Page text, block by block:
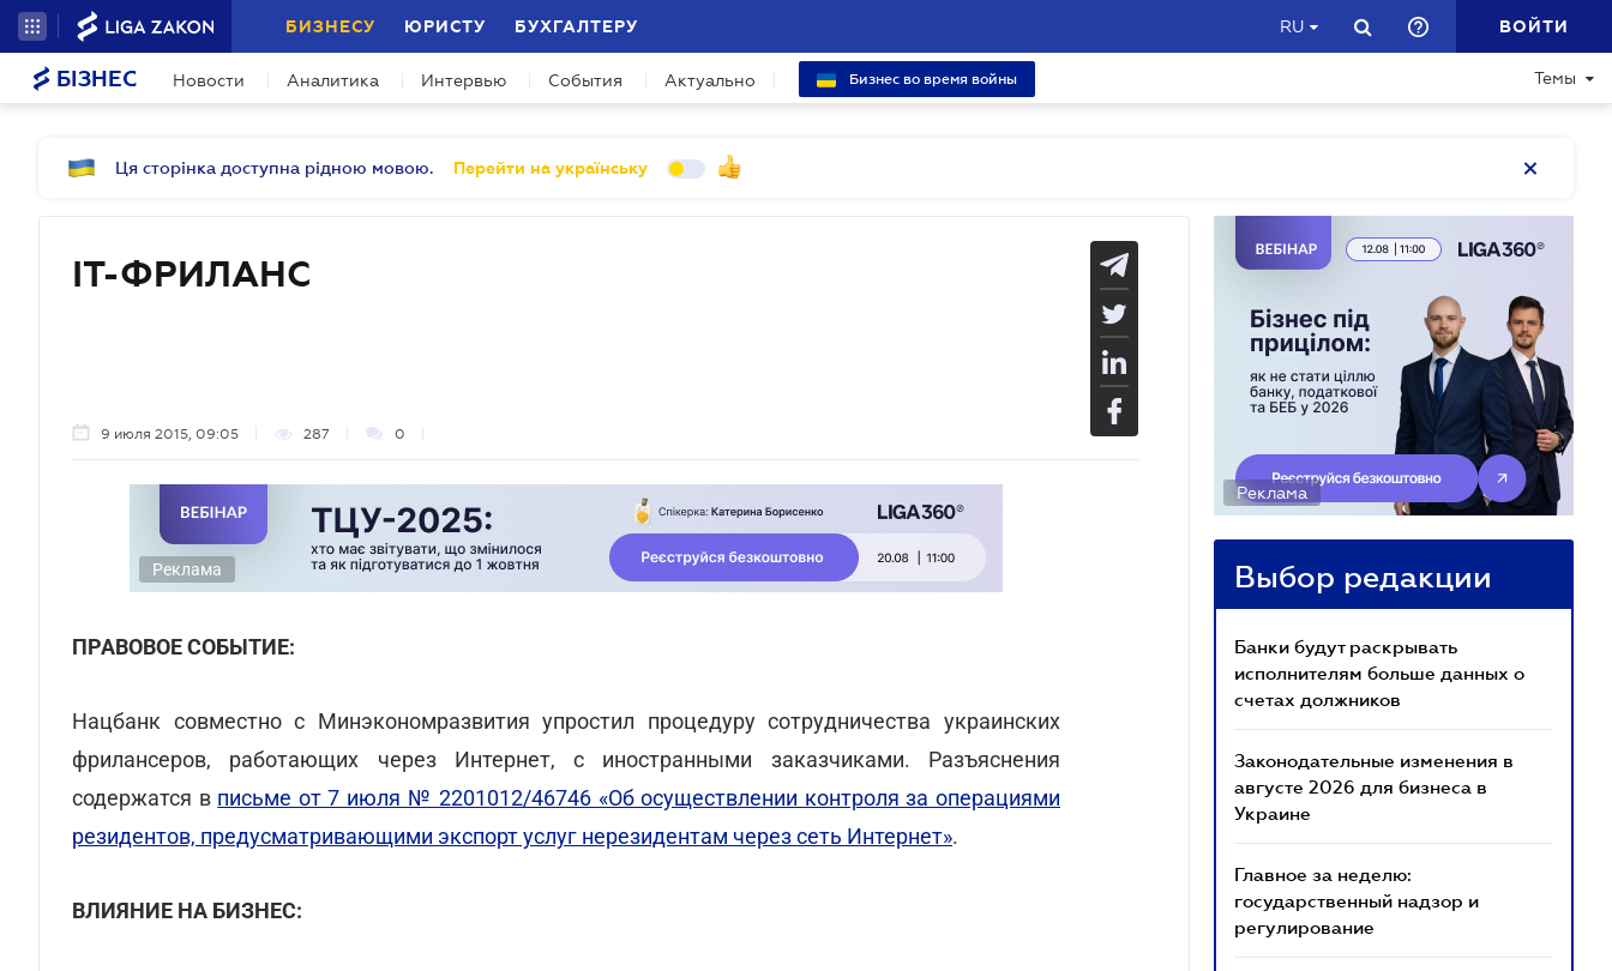
БИЗНЕСУ ЮРИСТУ БУХГАЛТЕРУ RU ВОЙТИ
БІЗНЕС Новости Аналитика Интервью События Актуально Бизнес во время войны Темы
Ця сторінка доступна рідною мовою. Перейти на українську
IT-ФРИЛАНС
9 июля 2015, 09:05 287 0
Реклама
ПРАВОВОЕ СОБЫТИЕ:
Нацбанк совместно с Минэкономразвития упростил процедуру сотрудничества украинских
фрилансеров, работающих через Интернет, с иностранными заказчиками. Разъяснения
содержатся в письме от 7 июля № 22­01012/46746 «Об осуществлении контроля за операциями
резидентов, предусматривающими экспорт услуг нерезидентам через сеть Интернет».
ВЛИЯНИЕ НА БИЗНЕС:
Реклама
Выбор редакции
Банки будут раскрывать
исполнителям больше данных о
счетах должников
Законодательные изменения в
августе 2026 для бизнеса в
Украине
Главное за неделю:
государственный надзор и
регулирование